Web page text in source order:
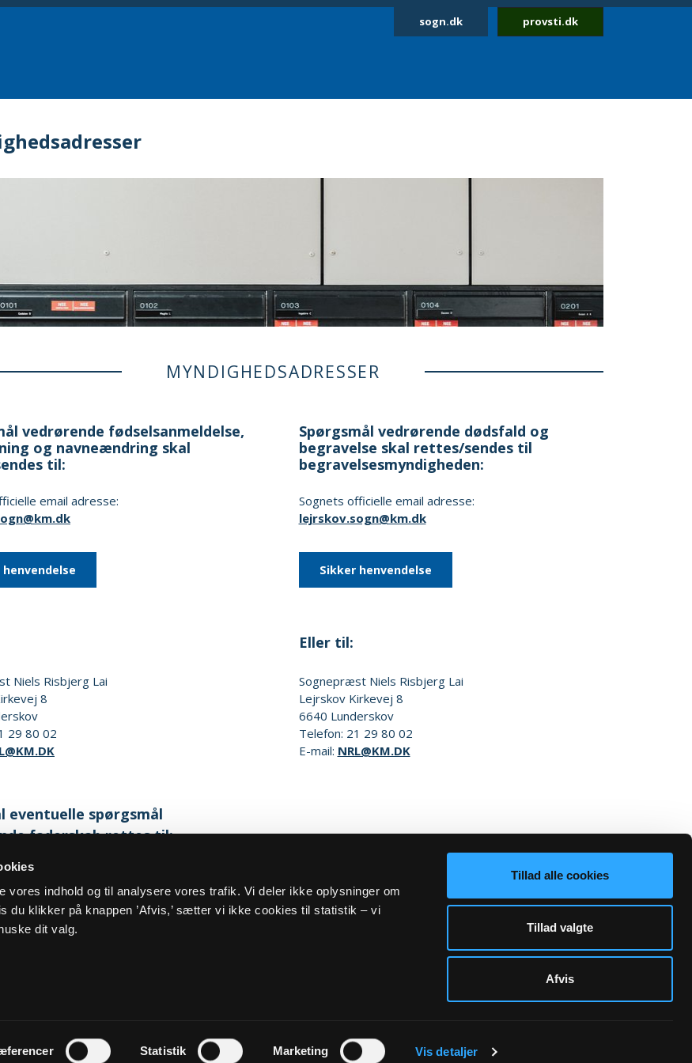
vores indhold og til analysere vores trafik. Vi deler ikke oplysninger om
du klikker på knappen ’Afvis,’ sætter vi ikke cookies til statistik – vi
dit valg.
Statistik Marketing Vis detaljer
Tillad alle cookies
Tillad valgte
Afvis
sogn.dk provsti.dk
MYNDIGHEDSADRESSER
vedrørende fødselsanmeldelse,
og navneændring skal
til:
email adresse:
henvendelse
Niels Risbjerg Lai
8
29 80 02
eventuelle spørgsmål
faderskab rettes til:
Familieretshuset
Spørgsmål vedrørende dødsfald og
begravelse skal rettes/sendes til
begravelsesmyndigheden:
Sognets officielle email adresse:
lejrskov.sogn@km.dk
Sikker henvendelse
Eller til:
Sognepræst Niels Risbjerg Lai
Lejrskov Kirkevej 8
6640 Lunderskov
Telefon: 21 29 80 02
E-mail: NRL@KM.DK